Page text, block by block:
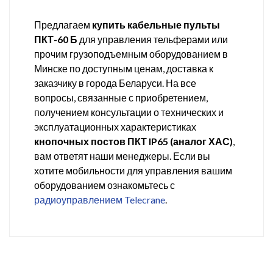
Предлагаем купить кабельные пульты
ПКТ-60 Б для управления тельферами или
прочим грузоподъемным оборудованием в
Минске по доступным ценам, доставка к
заказчику в города Беларуси. На все
вопросы, связанные с приобретением,
получением консультации о технических и
эксплуатационных характеристиках
кнопочных постов ПКТ IP65 (аналог ХАС),
вам ответят наши менеджеры. Если вы
хотите мобильности для управления вашим
оборудованием ознакомьтесь с
радиоуправлением Telecrane.